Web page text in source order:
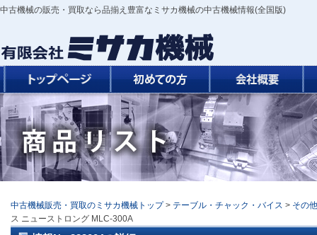
中古機械の販売・買取なら品揃え豊富なミサカ機械の中古機械情報(全国版)
中古機械販売・買取のミサカ機械トップ > テーブル・チャック・バイス > その
ス ニューストロング MLC-300A